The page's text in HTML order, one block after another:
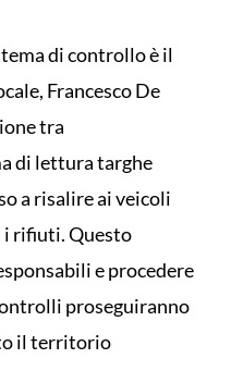
di controllo è il
Francesco De
tra
di lettura targhe
a risalire ai veicoli
i rifiuti. Questo
e procedere
proseguiranno
il territorio